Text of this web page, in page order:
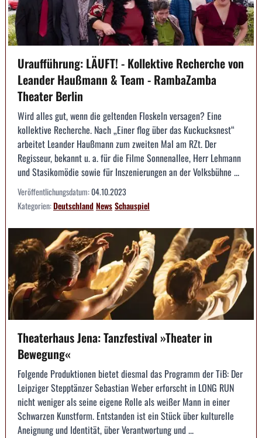
Uraufführung: LÄUFT! - Kollektive Recherche von
Leander Haußmann & Team - RambaZamba
Theater Berlin
Wird alles gut, wenn die geltenden Floskeln versagen? Eine
kollektive Recherche. Nach „Einer flog über das Kuckucksnest“
arbeitet Leander Haußmann zum zweiten Mal am RZt. Der
Regisseur, bekannt u. a. für die Filme Sonnenallee, Herr Lehmann
und Stasikomödie sowie für Inszenierungen an der Volksbühne ...
Veröffentlichungsdatum:04.10.2023
Kategorien:DeutschlandNewsSchauspiel
Theaterhaus Jena: Tanzfestival »Theater in
Bewegung«
Folgende Produktionen bietet diesmal das Programm der TiB: Der
Leipziger Stepptänzer Sebastian Weber erforscht in LONG RUN
nicht weniger als seine eigene Rolle als weißer Mann in einer
Schwarzen Kunstform. Entstanden ist ein Stück über kulturelle
Aneignung und Identität, über Verantwortung und ...